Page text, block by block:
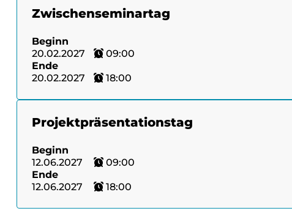
Zwischenseminartag
Beginn
20.02.2027
09:00
Ende
20.02.2027
18:00
Projektpräsentationstag
Beginn
12.06.2027
09:00
Ende
12.06.2027
18:00